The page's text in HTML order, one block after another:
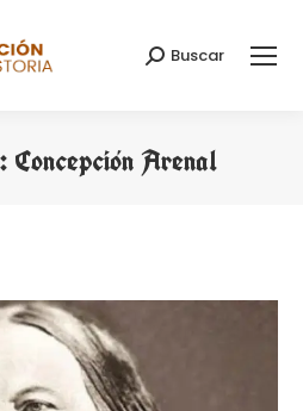
Search:
Buscar
Concepción Arenal